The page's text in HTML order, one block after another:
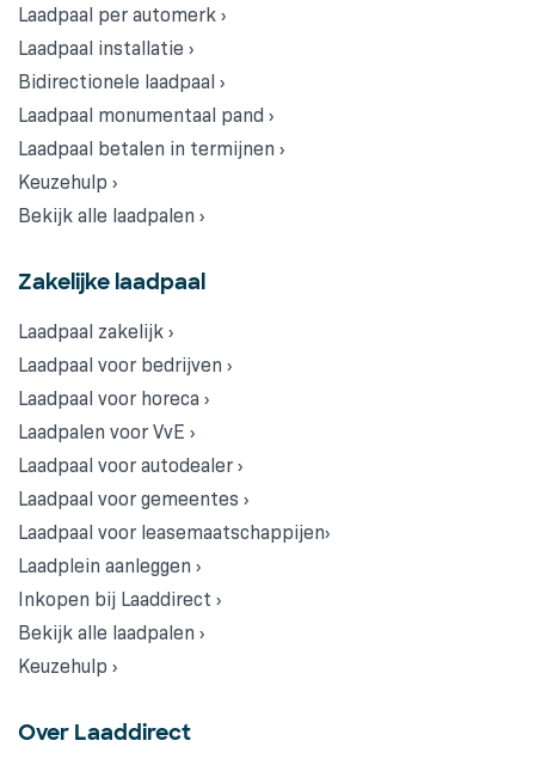
Laadpaal per automerk ›
Laadpaal installatie ›
Bidirectionele laadpaal ›
Laadpaal monumentaal pand ›
Laadpaal betalen in termijnen ›
Keuzehulp ›
Bekijk alle laadpalen ›
Zakelijke laadpaal
Laadpaal zakelijk ›
Laadpaal voor bedrijven ›
Laadpaal voor horeca ›
Laadpalen voor VvE ›
Laadpaal voor autodealer ›
Laadpaal voor gemeentes ›
Laadpaal voor leasemaatschappijen›
Laadplein aanleggen ›
Inkopen bij Laaddirect ›
Bekijk alle laadpalen ›
Keuzehulp ›
Over Laaddirect